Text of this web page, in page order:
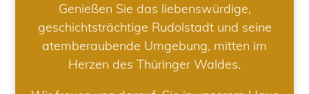
Genießen Sie das liebenswürdige,
geschichtsträchtige Rudolstadt und seine
atemberaubende Umgebung, mitten im
Herzen des Thüringer Waldes.